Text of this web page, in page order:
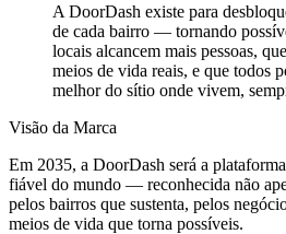
A DoorDash existe para
de cada bairro — tornando
locais alcancem mais pessoas,
meios de vida reais, e que todos
melhor do sítio onde vivem,
Visão da Marca
Em 2035, a DoorDash será a
fiável do mundo — reconhecida não
pelos bairros que sustenta, pelos
meios de vida que torna possíveis.